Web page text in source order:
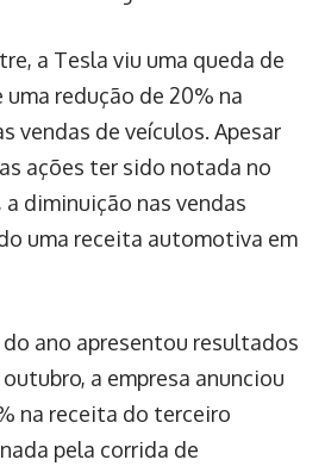
a Tesla viu uma queda de
uma redução de 20% na
vendas de veículos. Apesar
ações ter sido notada no
diminuição nas vendas
uma receita automotiva em
ano apresentou resultados
a empresa anunciou
na receita do terceiro
pela corrida de